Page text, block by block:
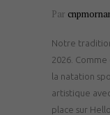
Par
Notre
2026.
la natation
artistique
place sur